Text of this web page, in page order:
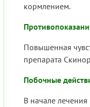
кормлением.
Повышенная
препарата
Побочные
В начале